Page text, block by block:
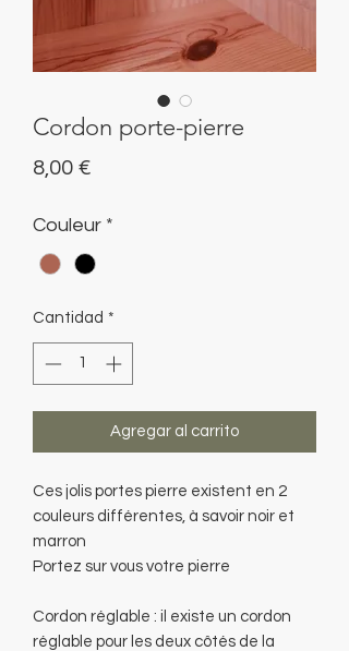
Cordon porte-pierre
8,00 €Precio
Couleur *
Cantidad *
Agregar al carrito
Ces jolis portes pierre existent en 2
couleurs différentes, à savoir noir et
marron
Portez sur vous votre pierre
Cordon réglable : il existe un cordon
réglable pour les deux côtés de la